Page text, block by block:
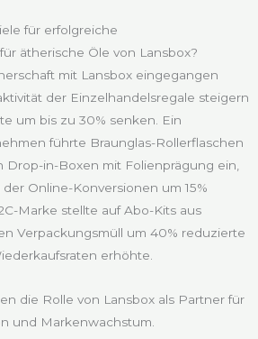
für erfolgreiche
ätherische Öle von Lansbox?
mit Lansbox eingegangen
der Einzelhandelsregale steigern
um bis zu 30% senken. Ein
führte Braunglas-Rollerflaschen
Drop-in-Boxen mit Folienprägung ein,
Online-Konversionen um 15%
Marke stellte auf Abo-Kits aus
Verpackungsmüll um 40% reduzierte
erhöhte.
die Rolle von Lansbox als Partner für
und Markenwachstum.